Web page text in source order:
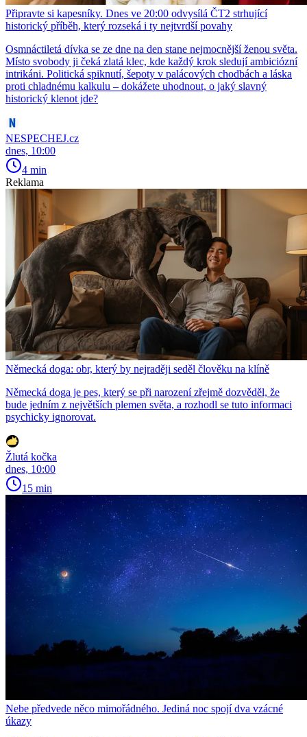
Připravte si kapesníky. Dnes ve 20:00 odvysílá ČT2 strhující
historický příběh, který rozseká i ty nejtvrdší povahy
Osmnáctiletá dívka se ze dne na den stane nejmocnější ženou světa.
Místo svobody ji čeká zlatá klec, kde každý krok sledují ambiciózní
intrikáni. Politická spiknutí, šepoty v palácových chodbách a láska
proti chladnému kalkulu – dokážete uhodnout, o jaký slavný
historický klenot jde?
NESPECHEJ.cz
dnes, 10:00
4 min
Reklama
Německá doga: obr, který by nejraději seděl člověku na klíně
Německá doga je pes, který se při narození zřejmě dozvěděl, že
bude jedním z největších plemen světa, a rozhodl se tuto informaci
psychicky ignorovat.
Žlutá kočka
dnes, 10:00
15 min
Nebe předvede něco mimořádného. Jediná noc spojí dva vzácné
úkazy